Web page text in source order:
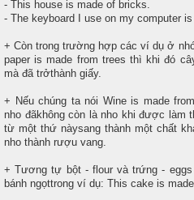
- This house is made of bricks.
- The keyboard I use on my computer
+ Còn trong trường hợp các ví dụ ở
paper is made from trees thì khi đó
mà đã trởthành giấy.
+ Nếu chúng ta nói Wine is made
nho đãkhông còn là nho khi được làm
từ một thứ nàysang thành một chất
nho thành rượu vang.
+ Tương tự bột - flour và trứng -
bánh ngọttrong ví dụ: This cake is